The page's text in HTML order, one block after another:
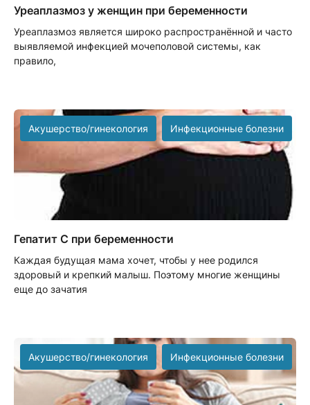
Уреаплазмоз у женщин при беременности
Уреаплазмоз является широко распространённой и часто
выявляемой инфекцией мочеполовой системы, как
правило,
Акушерство/гинекология Инфекционные болезни
Гепатит С при беременности
Каждая будущая мама хочет, чтобы у нее родился
здоровый и крепкий малыш. Поэтому многие женщины
еще до зачатия
Акушерство/гинекология Инфекционные болезни